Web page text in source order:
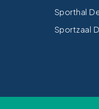
Sporthal
Sportzaal